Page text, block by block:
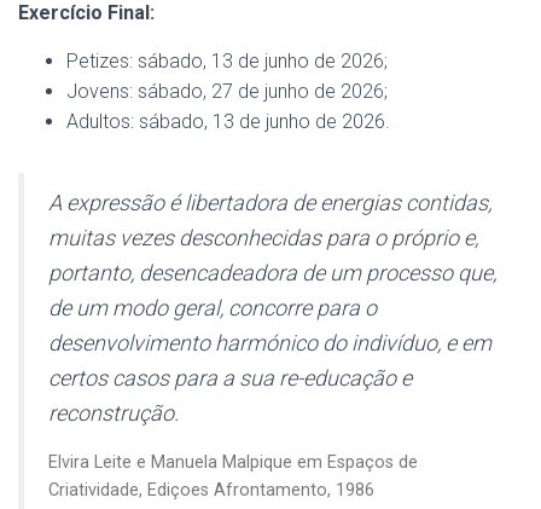
Exercício Final:
Petizes: sábado, 13 de junho de 2026;
Jovens: sábado, 27 de junho de 2026;
Adultos: sábado, 13 de junho de 2026.
A expressão é libertadora de energias contidas,
muitas vezes desconhecidas para o próprio e,
portanto, desencadeadora de um processo que,
de um modo geral, concorre para o
desenvolvimento harmónico do indivíduo, e em
certos casos para a sua re-educação e
reconstrução.
Elvira Leite e Manuela Malpique em Espaços de
Criatividade, Ediçoes Afrontamento, 1986